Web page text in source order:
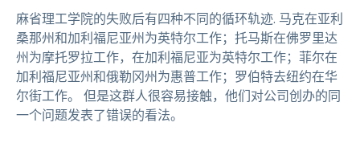
麻省理工学院的失败后有四种不同的循环轨迹. 马克在亚利
桑那州和加利福尼亚州为英特尔工作；托马斯在佛罗里达
州为摩托罗拉工作，在加利福尼亚为英特尔工作；菲尔在
加利福尼亚州和俄勒冈州为惠普工作；罗伯特去纽约在华
尔街工作。 但是这群人很容易接触，他们对公司创办的同
一个问题发表了错误的看法。